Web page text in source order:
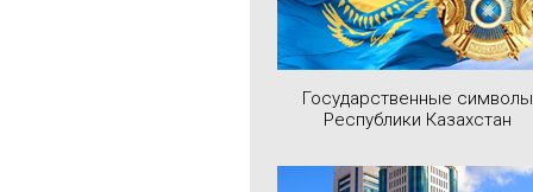
Государственные символы
Республики Казахстан